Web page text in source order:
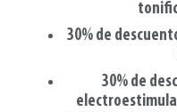
30% de
30% de